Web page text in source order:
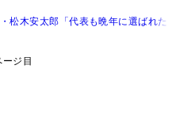
松木安太郎「代表も晩年に選ばれ
ージ目